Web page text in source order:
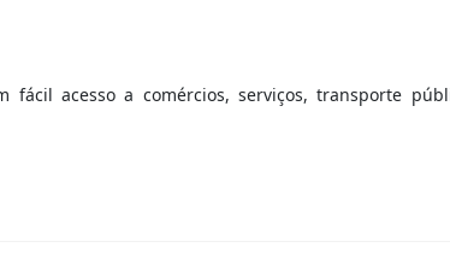
fácil acesso a comércios, serviços, transporte